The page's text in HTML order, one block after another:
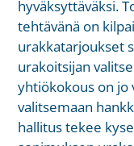
hyväksyttäväksi.
tehtävänä on
urakkatarjoukset
urakoitsijan
yhtiökokous on
valitsemaan
hallitus tekee